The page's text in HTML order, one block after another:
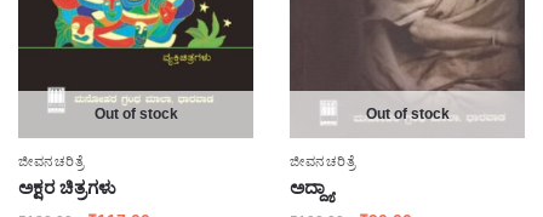
Out of stock
ಜೀವನಚರಿತ್ರೆ
ಅಕ್ಷರ ಚಿತ್ರಗಳು
Out of stock
ಜೀವನಚರಿತ್ರೆ
ಅದ್ದ್ಯಾ